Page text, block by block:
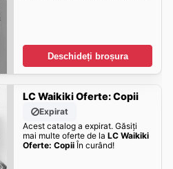
Deschideți broșura
LC Waikiki Oferte: Copii
Expirat
Acest catalog a expirat. Găsiți
mai multe oferte de la LC Waikiki
Oferte: CopiiÎn curând!